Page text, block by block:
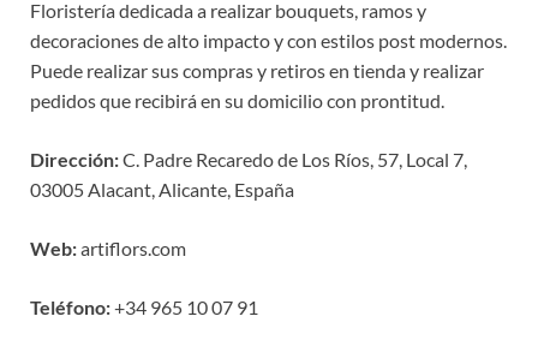
Floristería dedicada a realizar bouquets, ramos y
decoraciones de alto impacto y con estilos post modernos.
Puede realizar sus compras y retiros en tienda y realizar
pedidos que recibirá en su domicilio con prontitud.
Dirección:C. Padre Recaredo de Los Ríos, 57, Local 7,
03005 Alacant, Alicante, España
Web:artiflors.com
Teléfono:+34 965 10 07 91